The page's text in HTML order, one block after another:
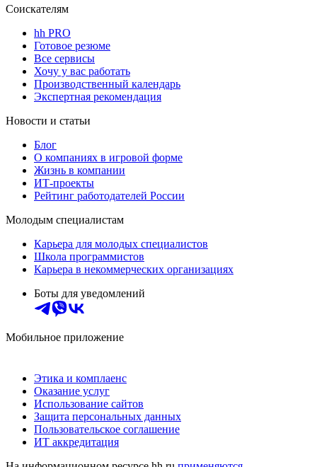
Соискателям
hh PRO
Готовое резюме
Все сервисы
Хочу у вас работать
Производственный календарь
Экспертная рекомендация
Новости и статьи
Блог
О компаниях в игровой форме
Жизнь в компании
ИТ-проекты
Рейтинг работодателей России
Молодым специалистам
Карьера для молодых специалистов
Школа программистов
Карьера в некоммерческих организациях
Боты для уведомлений
Мобильное приложение
Этика и комплаенс
Оказание услуг
Использование сайтов
Защита персональных данных
Пользовательское соглашение
ИТ аккредитация